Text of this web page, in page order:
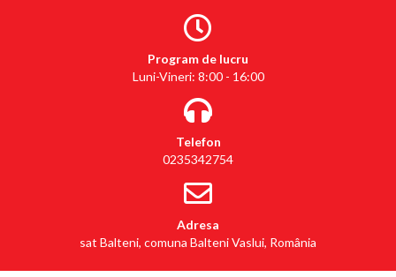
Program de lucru
Luni-Vineri: 8:00 - 16:00
Telefon
0235342754
Adresa
sat Balteni, comuna Balteni Vaslui, România